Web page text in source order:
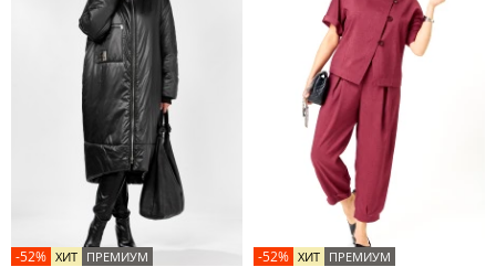
-52% ХИТ ПРЕМИУМ -52% ХИТ ПРЕМИУМ